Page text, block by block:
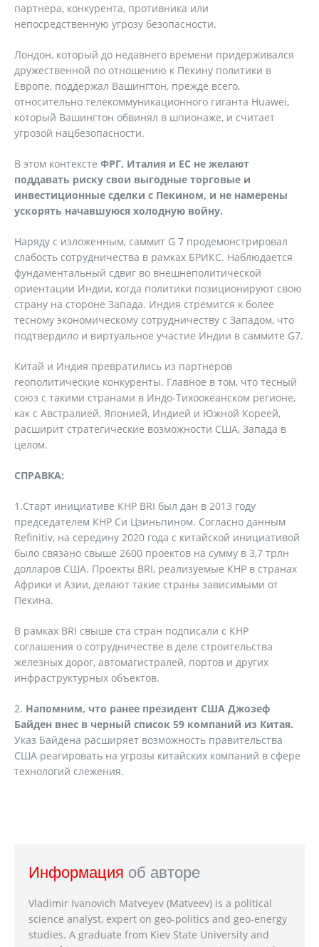
партнера, конкурента, противника или
непосредственную угрозу безопасности.
Лондон, который до недавнего времени придерживался
дружественной по отношению к Пекину политики в
Европе, поддержал Вашингтон, прежде всего,
относительно телекоммуникационного гиганта Huawei,
который Вашингтон обвинял в шпионаже, и считает
угрозой нацбезопасности.
В этом контексте ФРГ, Италия и ЕС не желают
поддавать риску свои выгодные торговые и
инвестиционные сделки с Пекином, и не намерены
ускорять начавшуюся холодную войну.
Наряду с изложенным, саммит G 7 продемонстрировал
слабость сотрудничества в рамках БРИКС. Наблюдается
фундаментальный сдвиг во внешнеполитической
ориентации Индии, когда политики позиционируют свою
страну на стороне Запада. Индия стремится к более
тесному экономическому сотрудничеству с Западом, что
подтвердило и виртуальное участие Индии в саммите G7.
Китай и Индия превратились из партнеров
геополитические конкуренты. Главное в том, что тесный
союз с такими странами в Индо-Тихоокеанском регионе,
как с Австралией, Японией, Индией и Южной Кореей,
расширит стратегические возможности США, Запада в
целом.
СПРАВКА:
1.Старт инициативе КНР BRI был дан в 2013 году
председателем КНР Си Цзиньпином. Согласно данным
Refinitiv, на середину 2020 года с китайской инициативой
было связано свыше 2600 проектов на сумму в 3,7 трлн
долларов США. Проекты BRI, реализуемые КНР в странах
Африки и Азии, делают такие страны зависимыми от
Пекина.
В рамках BRI свыше ста стран подписали с КНР
соглашения о сотрудничестве в деле строительства
железных дорог, автомагистралей, портов и других
инфраструктурных объектов.
2. Напомним, что ранее президент США Джозеф
Байден внес в черный список 59 компаний из Китая.
Указ Байдена расширяет возможность правительства
США реагировать на угрозы китайских компаний в сфере
технологий слежения.
Информация об авторе
Vladimir Ivanovich Matveyev (Matveev) is a political
science analyst, expert on geo-politics and geo-energy
studies. A graduate from Kiev State University and